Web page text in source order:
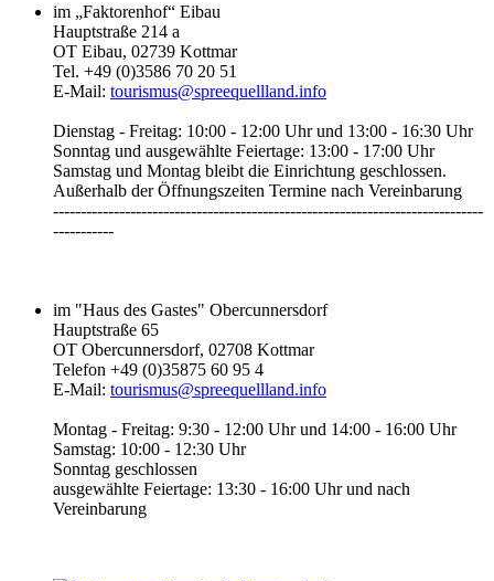
im „Faktorenhof“ Eibau
Hauptstraße 214 a
OT Eibau, 02739 Kottmar
Tel. +49 (0)3586 70 20 51
E-Mail: tourismus@spreequellland.info
Dienstag - Freitag: 10:00 - 12:00 Uhr und 13:00 - 16:30 Uhr
Sonntag und ausgewählte Feiertage: 13:00 - 17:00 Uhr
Samstag und Montag bleibt die Einrichtung geschlossen.
Außerhalb der Öffnungszeiten Termine nach Vereinbarung
------------------------------------------------------------------------------
-----------‎
im "Haus des Gastes" Obercunnersdorf
Hauptstraße 65
OT Obercunnersdorf, 02708 Kottmar
Telefon +49 (0)35875 60 95 4
E-Mail: tourismus@spreequellland.info
Montag - Freitag: 9:30 - 12:00 Uhr und 14:00 - 16:00 Uhr
Samstag: 10:00 - 12:30 Uhr
Sonntag geschlossen
ausgewählte Feiertage: 13:30 - 16:00 Uhr und nach
Vereinbarung